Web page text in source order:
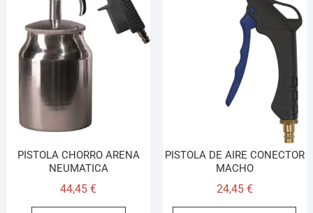
PISTOLA CHORRO ARENA
NEUMATICA
44,45€
PISTOLA DE AIRE CONECTOR
MACHO
24,45 €
Asesor El Arroyo
En línea · responde en segundos
Llamar Cómo llegar
¡Hola! Soy el asesor virtual de Ferretería El Arroyo.
Cuéntame qué necesitas y te ayudo a encontrarlo,
aunque no sepas el nombre exacto